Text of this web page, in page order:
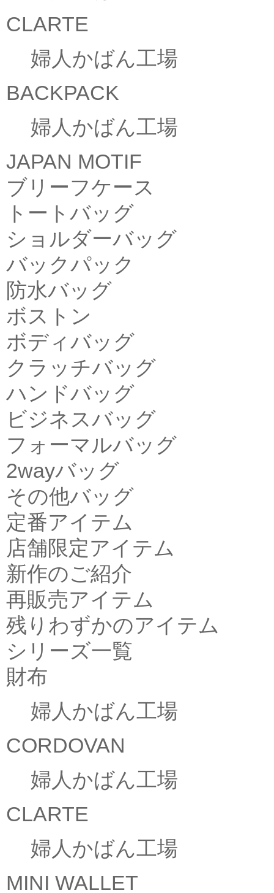
CLARTE
婦人かばん工場
BACKPACK
婦人かばん工場
JAPAN MOTIF
ブリーフケース
トートバッグ
ショルダーバッグ
バックパック
防水バッグ
ボストン
ボディバッグ
クラッチバッグ
ハンドバッグ
ビジネスバッグ
フォーマルバッグ
2wayバッグ
その他バッグ
定番アイテム
店舗限定アイテム
新作のご紹介
再販売アイテム
残りわずかのアイテム
シリーズ一覧
財布
婦人かばん工場
CORDOVAN
婦人かばん工場
CLARTE
婦人かばん工場
MINI WALLET